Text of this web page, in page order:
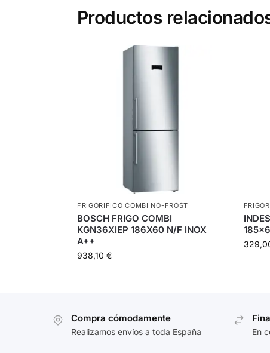
Productos
FRIGORIFICO COMBI NO-FROST
BOSCH FRIGO COMBI
KGN36XIEP 186X60 N/F INOX
A++
938,10 €
Compra cómodamente
Realizamos envíos a toda España En